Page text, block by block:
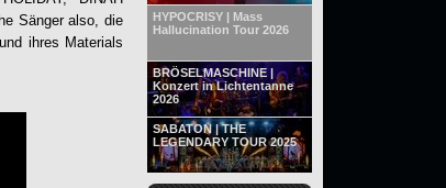
HYPOCRISY | Mass
Hallucination Tour 2026
BRÖSELMASCHINE |
Konzert in Lichtentanne
2026
SABATON | THE
LEGENDARY TOUR 2025
Sänger also, die
ihres Materials